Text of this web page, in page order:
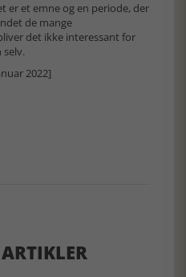
er et emne og en periode, der
de mange
det ikke interessant for
2022]
ARTIKLER